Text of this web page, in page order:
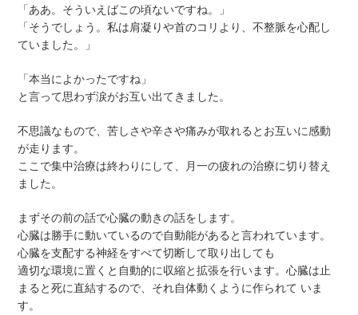
「ああ。そういえばこの頃ないですね。」
「そうでしょう。私は肩凝りや首のコリより、不整脈を心配し
ていました。」
「本当によかったですね」
と言って思わず涙がお互い出てきました。
不思議なもので、苦しさや辛さや痛みが取れるとお互いに感動
が走ります。
ここで集中治療は終わりにして、月一の疲れの治療に切り替え
ました。
まずその前の話で心臓の動きの話をします。
心臓は勝手に動いているので自動能があると言われています。
心臓を支配する神経をすべて切断して取り出しても
適切な環境に置くと自動的に収縮と拡張を行います。心臓は止
まると死に直結するので、それ自体動くように作られて いま
す。